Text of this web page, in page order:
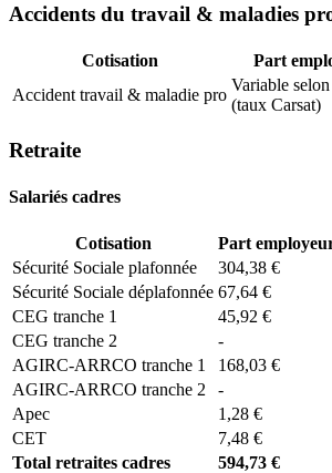
Accidents du travail & maladies
Cotisation Part
Accident travail & maladie pro
Variable
(taux Carsat)
Retraite
Salariés cadres
Cotisation Part
Sécurité Sociale plafonnée
304,38 €
Sécurité Sociale déplafonnée 67,64 €
CEG tranche 1
45,92 €
CEG tranche 2
-
AGIRC-ARRCO tranche 1
168,03 €
AGIRC-ARRCO tranche 2
-
Apec
1,28 €
CET
7,48 €
Total retraites cadres
594,73 €